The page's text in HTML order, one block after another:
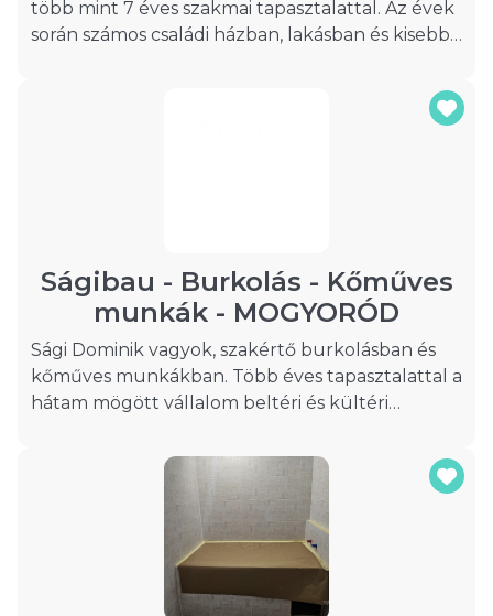
több mint 7 éves szakmai tapasztalattal. Az évek
során számos családi házban, lakásban és kisebb-
célom mindig ugyanaz: minőségi munka, korrekt
hozzáállás és elégedett megrendelő.
Ságibau - Burkolás - Kőműves
munkák - MOGYORÓD
Sági Dominik vagyok, szakértő burkolásban és
kőműves munkákban. Több éves tapasztalattal a
hátam mögött vállalom beltéri és kültéri
kivitelezését Budapesten, Pest vármegye és
Nógrád vármegye területén.